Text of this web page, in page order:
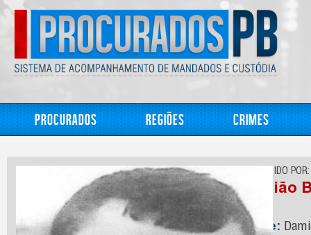
Procurados Regiões Crimes
CONHECIDO POR:
Damião
Nome: